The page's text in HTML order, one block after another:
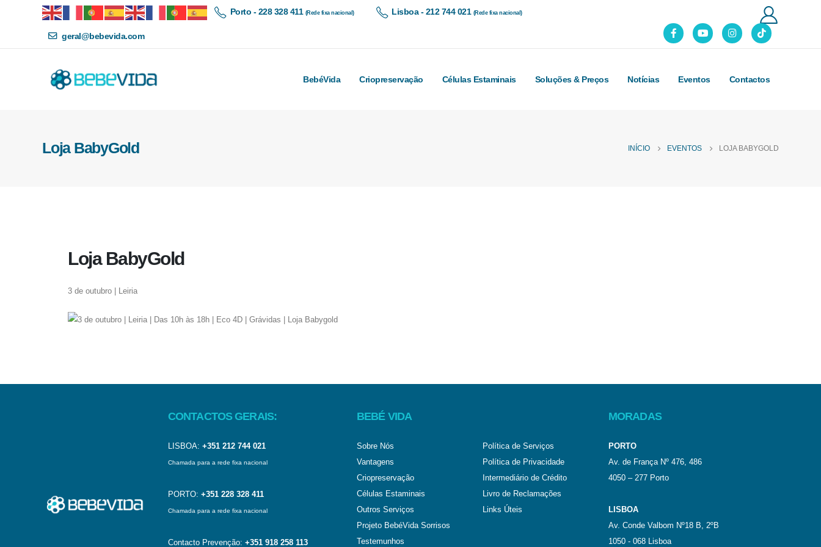
Porto - 228 328 411 (Rede fixa nacional) Lisboa - 212 744 021 (Rede fixa nacional)
geral@bebevida.com
BebéVida Criopreservação Células Estaminais Soluções & Preços Notícias Eventos Contactos
Loja BabyGold INÍCIO EVENTOS LOJA BABYGOLD
Loja BabyGold
3 de outubro | Leiria
CONTACTOS GERAIS:
LISBOA: +351 212 744 021
Chamada para a rede fixa nacional
PORTO: +351 228 328 411
Chamada para a rede fixa nacional
Contacto Prevenção: +351 918 258 113
BEBÉ VIDA
Sobre Nós
Vantagens
Criopreservação
Células Estaminais
Outros Serviços
Projeto BebéVida Sorrisos
Testemunhos
Política de Serviços
Política de Privacidade
Intermediário de Crédito
Livro de Reclamações
Links Úteis
MORADAS
PORTO
Av. de França Nº 476, 486
4050 – 277 Porto
LISBOA
Av. Conde Valbom Nº18 B, 2ºB
1050 - 068 Lisboa